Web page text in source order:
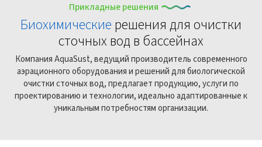
Прикладные решения
Биохимические решения для очистки
сточных вод в бассейнах
Компания AquaSust, ведущий производитель современного
аэрационного оборудования и решений для биологической
очистки сточных вод, предлагает продукцию, услуги по
проектированию и технологии, идеально адаптированные к
уникальным потребностям организации.